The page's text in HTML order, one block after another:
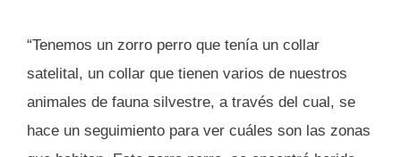
“Tenemos un zorro perro que tenía un collar
satelital, un collar que tienen varios de nuestros
animales de fauna silvestre, a través del cual, se
hace un seguimiento para ver cuáles son las zonas